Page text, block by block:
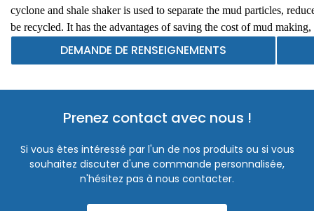
cyclone and shale shaker is used to separate the mud particles,
be recycled. It has the advantages of saving the cost of mud
and reducing environmental pollution.ASC series desander can be
horizontal directional drilling rig, pipe jacking machine, etc.
DEMANDE DE RENSEIGNEMENTS
Prenez contact avec nous !
Si vous êtes intéressé par l'un de nos produits ou si vous
souhaitez discuter d'une commande personnalisée,
n'hésitez pas à nous contacter.